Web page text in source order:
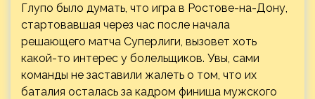
Глупо было думать, что игра в Ростове-на-Дону,
стартовавшая через час после начала
решающего матча Суперлиги, вызовет хоть
какой-то интерес у болельщиков. Увы, сами
команды не заставили жалеть о том, что их
баталия осталась за кадром финиша мужского